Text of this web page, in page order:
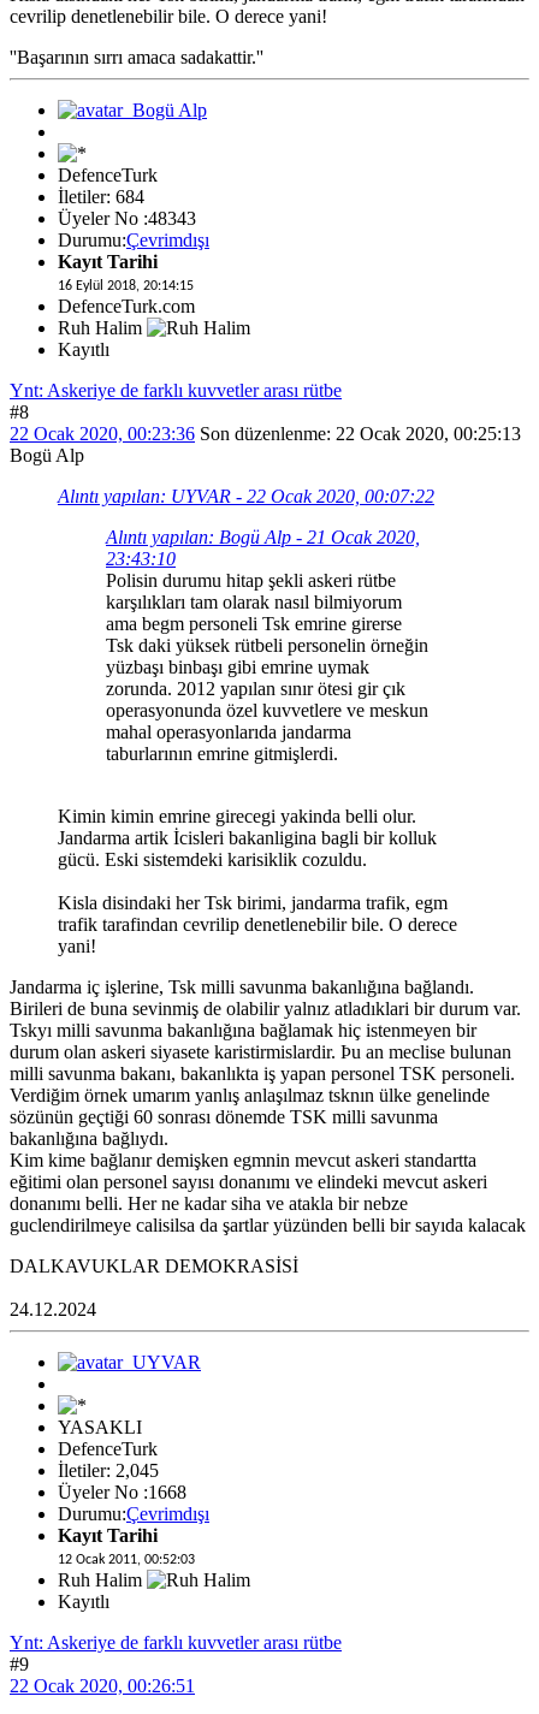
cevrilip denetlenebilir bile. O derece yani!
''Başarının sırrı amaca sadakattir.''
DefenceTurk
İletiler: 684
Üyeler No :48343
Durumu:Çevrimdışı
Kayıt Tarihi
16 Eylül 2018, 20:14:15
DefenceTurk.com
Ruh Halim
Kayıtlı
Ynt: Askeriye de farklı kuvvetler arası rütbe
#8
22 Ocak 2020, 00:23:36 Son düzenlenme: 22 Ocak 2020, 00:25:13
Bogü Alp
Alıntı yapılan: UYVAR - 22 Ocak 2020, 00:07:22
Alıntı yapılan: Bogü Alp - 21 Ocak 2020,
23:43:10
Polisin durumu hitap şekli askeri rütbe
karşılıkları tam olarak nasıl bilmiyorum
ama begm personeli Tsk emrine girerse
Tsk daki yüksek rütbeli personelin örneğin
yüzbaşı binbaşı gibi emrine uymak
zorunda. 2012 yapılan sınır ötesi gir çık
operasyonunda özel kuvvetlere ve meskun
mahal operasyonlarıda jandarma
taburlarının emrine gitmişlerdi.
Kimin kimin emrine girecegi yakinda belli olur.
Jandarma artik İcisleri bakanligina bagli bir kolluk
gücü. Eski sistemdeki karisiklik cozuldu.
Kisla disindaki her Tsk birimi, jandarma trafik, egm
trafik tarafindan cevrilip denetlenebilir bile. O derece
yani!
Jandarma iç işlerine, Tsk milli savunma bakanlığına bağlandı.
Birileri de buna sevinmiş de olabilir yalnız atladıklari bir durum var.
Tskyı milli savunma bakanlığına bağlamak hiç istenmeyen bir
durum olan askeri siyasete karistirmislardir. Þu an meclise bulunan
milli savunma bakanı, bakanlıkta iş yapan personel TSK personeli.
Verdiğim örnek umarım yanlış anlaşılmaz tsknın ülke genelinde
sözünün geçtiği 60 sonrası dönemde TSK milli savunma
bakanlığına bağlıydı.
Kim kime bağlanır demişken egmnin mevcut askeri standartta
eğitimi olan personel sayısı donanımı ve elindeki mevcut askeri
donanımı belli. Her ne kadar siha ve atakla bir nebze
guclendirilmeye calisilsa da şartlar yüzünden belli bir sayıda kalacak
DALKAVUKLAR DEMOKRASİSİ
24.12.2024
YASAKLI
DefenceTurk
İletiler: 2,045
Üyeler No :1668
Durumu:Çevrimdışı
Kayıt Tarihi
12 Ocak 2011, 00:52:03
Ruh Halim
Kayıtlı
Ynt: Askeriye de farklı kuvvetler arası rütbe
#9
22 Ocak 2020, 00:26:51